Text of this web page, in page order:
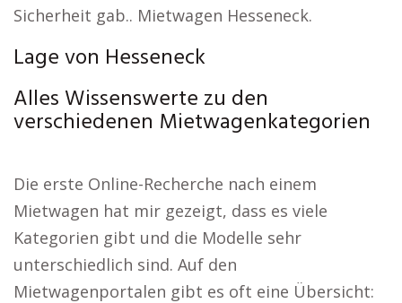
Sicherheit gab.. Mietwagen Hesseneck.
Lage von Hesseneck
Alles Wissenswerte zu den
verschiedenen Mietwagenkategorien
Die erste Online-Recherche nach einem
Mietwagen hat mir gezeigt, dass es viele
Kategorien gibt und die Modelle sehr
unterschiedlich sind. Auf den
Mietwagenportalen gibt es oft eine Übersicht: